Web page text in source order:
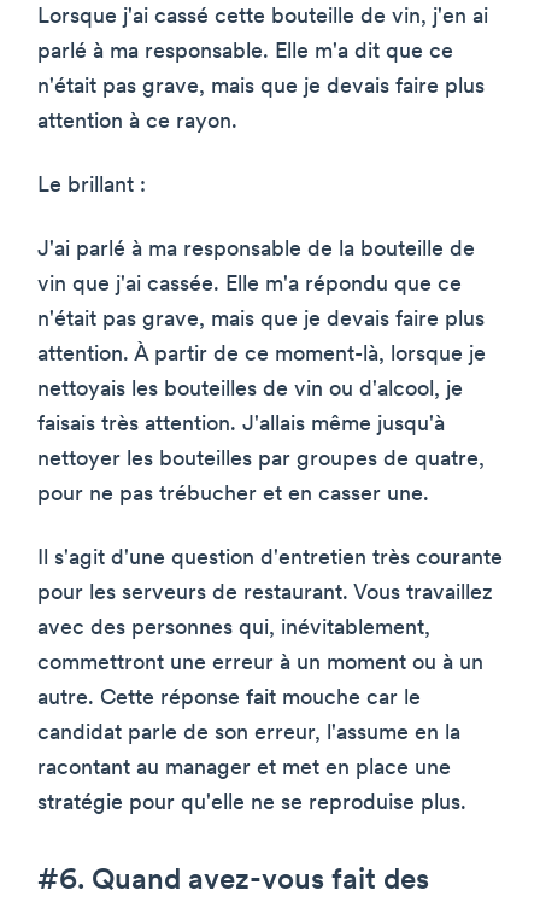
Lorsque j'ai cassé cette bouteille de vin, j'en ai
parlé à ma responsable. Elle m'a dit que ce
n'était pas grave, mais que je devais faire plus
attention à ce rayon.
Le brillant :
J'ai parlé à ma responsable de la bouteille de
vin que j'ai cassée. Elle m'a répondu que ce
n'était pas grave, mais que je devais faire plus
attention. À partir de ce moment-là, lorsque je
nettoyais les bouteilles de vin ou d'alcool, je
faisais très attention. J'allais même jusqu'à
nettoyer les bouteilles par groupes de quatre,
pour ne pas trébucher et en casser une.
Il s'agit d'une question d'entretien très courante
pour les serveurs de restaurant. Vous travaillez
avec des personnes qui, inévitablement,
commettront une erreur à un moment ou à un
autre. Cette réponse fait mouche car le
candidat parle de son erreur, l'assume en la
racontant au manager et met en place une
stratégie pour qu'elle ne se reproduise plus.
#6. Quand avez-vous fait des